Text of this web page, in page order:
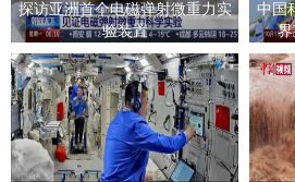
探访亚洲首个电磁弹射微重力实
验装置
中国
界